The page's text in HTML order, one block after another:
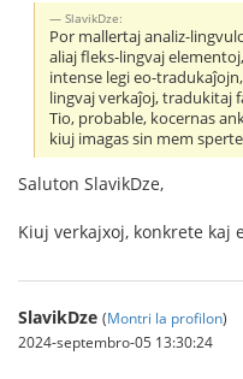
SlavikDze:
Por mallertaj analiz-
aliaj fleks-lingvaj
intense legi eo-
lingvaj verkaĵoj, tradukitaj
Tio, probable, kocernas
kiuj imagas sin mem
Saluton SlavikDze,
Kiuj verkajxoj, konkrete kaj
SlavikDze (Montri la profilon)
2024-septembro-05 13:30:24